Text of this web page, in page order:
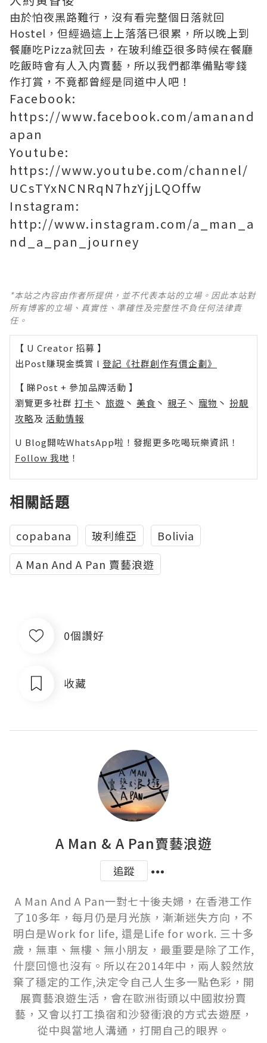
由於怕夜黑路難行，沒有看完整個日落就回
Hostel，但經過這上上落落已很累，所以晚上到
餐廳吃Pizza就回去，在玻利維亞很多時候在餐廳
吃飯時會有人入内賣藝，所以我們都準備點零錢
作打賞，不竟都曾經是同道中人吧！
Facebook:
https://www.facebook.com/amanand
apan
Youtube:
https://www.youtube.com/channel/
UCsTYxNCNRqN7hzYjjLQOffw
Instagram:
http://www.instagram.com/a_man_a
nd_a_pan_journey
*本站之內容由作者所提供，並不代表本站的立場。因此本站對
所有博客的立場、真實性、準確性及完整性不負任何法律責
任。
【 U Creator 招募 】
出Post賺現金獎賞 l 登記《社群創作有價企劃》
【 睇Post + 參加品牌活動 】
瀏覽更多社群 打卡 丶 旅遊 丶 美食 丶 親子 丶 寵物 丶 扮靚
攻略及 活動情報
U Blog開咗WhatsApp啦！發掘更多吃喝玩樂資訊！
Follow 我哋 ！
相關話題
copabana 玻利維亞
Bolivia
A Man And A Pan 賣藝浪遊
0個讚好
收藏
A Man & A Pan賣藝浪遊
追蹤
A Man And A Pan一對七十後夫婦，在香港工作
了10多年，每月仍是月光族，漸漸迷失方向，不
明白是Work for life, 還是Life for work. 三十多
歲，無車、無樓、無小朋友，最重要是除了工作,
什麼回憶也沒有。所以在2014年中，兩人毅然放
棄了穩定的工作,決定令自己人生多一點色彩，開
展賣藝浪遊生活，會在歐洲街頭以中國妝扮賣
藝，又會以打工換宿和沙發衝浪的方式去遊歷，
從中與當地人溝通，打開自己的眼界。